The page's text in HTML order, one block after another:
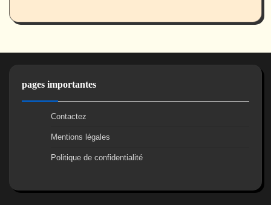
pages importantes
Contactez
Mentions légales
Politique de confidentialité